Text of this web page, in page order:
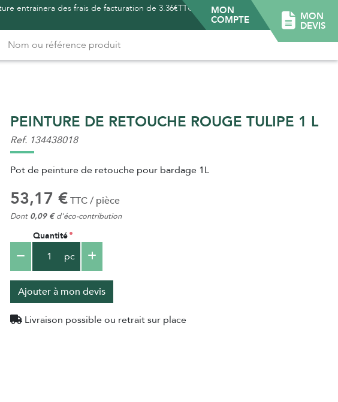
entrainera des frais de facturation de 3.36€TTC -
MON
COMPTE
MON
DEVIS
PEINTURE DE RETOUCHE ROUGE TULIPE 1 L
Ref. 134438018
Pot de peinture de retouche pour bardage 1L
53,17 € TTC / pièce
Dont 0,09 €d'éco-contribution
Quantité
pc
Ajouter à mon devis
Livraison possible ou retrait sur place